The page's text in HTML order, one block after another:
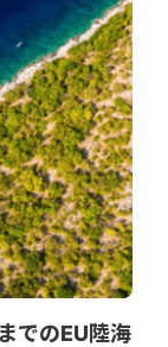
でのEU陸海